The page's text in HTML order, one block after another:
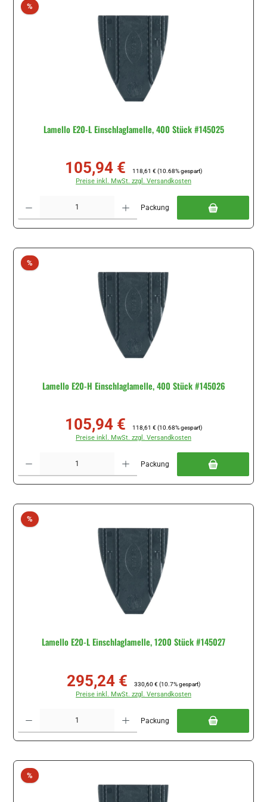
%Rabatt
Lamello E20-L Einschlaglamelle, 400 Stück #145025
Verkaufspreis:
105,94 € Regulärer Preis:
118,61 € (10.68% gespart)
Preise inkl. MwSt. zzgl. Versandkosten
Packung
%Rabatt
Lamello E20-H Einschlaglamelle, 400 Stück #145026
Verkaufspreis:
105,94 € 118,61 € (10.68% gespart)
Preise inkl. MwSt. zzgl. Versandkosten
Packung
%Rabatt
Lamello E20-L Einschlaglamelle, 1200 Stück #145027
Verkaufspreis:
295,24 € 330,60 € (10.7% gespart)
Preise inkl. MwSt. zzgl. Versandkosten
Packung
%Rabatt